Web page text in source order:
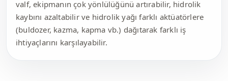
valf, ekipmanın çok yönlülüğünü artırabilir, hidrolik
kaybını azaltabilir ve hidrolik yağı farklı aktüatörlere
(buldozer, kazma, kapma vb.) dağıtarak farklı iş
ihtiyaçlarını karşılayabilir.